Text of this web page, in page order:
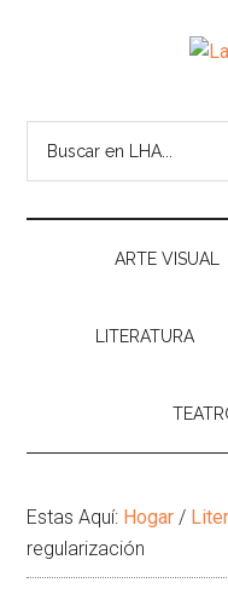
Lateral
paginaHoja
de
Arena
de
temas
ARTE VISUAL
LITERATURA
Estas Aquí: Hogar /
regularización